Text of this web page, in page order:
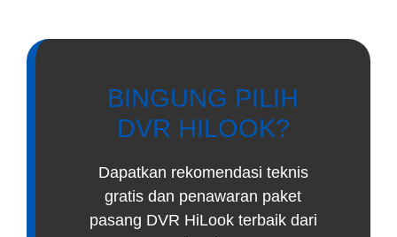
BINGUNG PILIH
DVR HILOOK?
Dapatkan rekomendasi teknis
gratis dan penawaran paket
pasang DVR HiLook terbaik dari